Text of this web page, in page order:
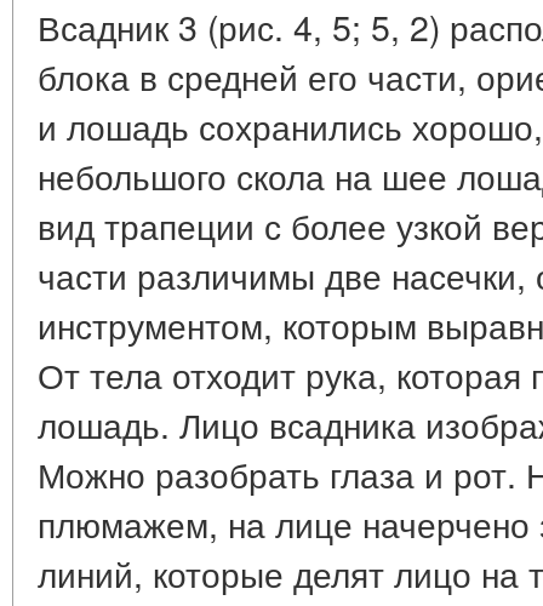
Всадник 3 (рис. 4, 5; 5, 2)
блока в средней его части,
и лошадь сохранились
небольшого скола на шее
вид трапеции с более узкой
части различимы две
инструментом, которым
От тела отходит рука,
лошадь. Лицо всадника
Можно разобрать глаза и рот.
плюмажем, на лице начерчено
линий, которые делят лицо на